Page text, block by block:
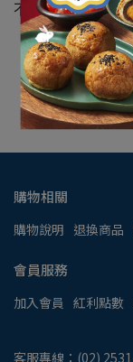
不再另行通知亦
購物相關
購物說明 退換商品
會員服務
加入會員 紅利點數
客服專線：(02)